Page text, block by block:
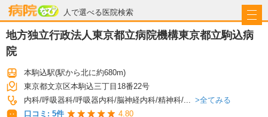
人で選べる医院検索
病院なび
地方独立行政法人東京都立病院機構東京都立駒込病
院
本駒込駅(駅から北に約680m)
東京都文京区本駒込三丁目18番22号
内科 呼吸器科 呼吸器内科 脳神経内科 精神科 ...
全てみる
口コミ: 5件 4.80